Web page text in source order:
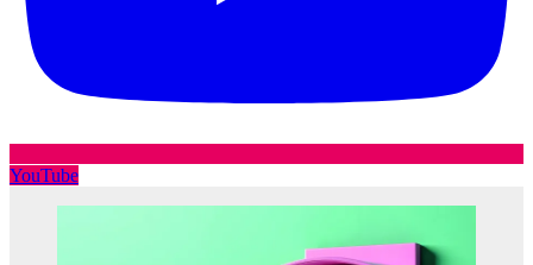
YouTube